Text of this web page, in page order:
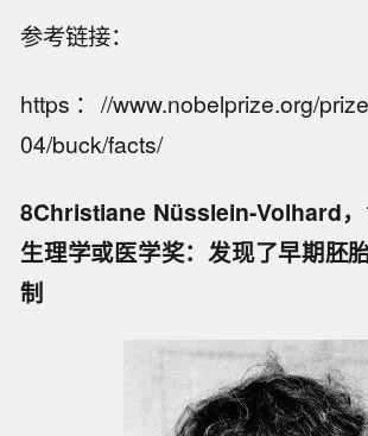
参考链接：
https：//www.nobelprize.org/
04/buck/facts/
8Christiane Nüsslein-Volhard
生理学或医学奖：发现了早期胚
制